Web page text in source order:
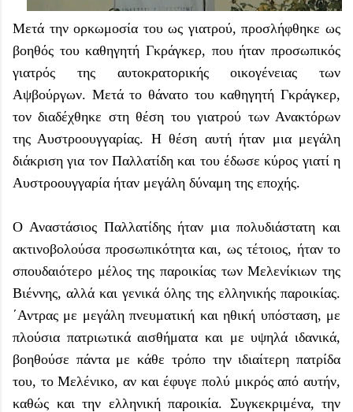
Μετά την ορκωμοσία του ως γιατρού, προσλήφθηκε ως
βοηθός του καθηγητή Γκράγκερ, που ήταν προσωπικός
γιατρός της αυτοκρατορικής οικογένειας των
Αψβούργων. Μετά το θάνατο του καθηγητή Γκράγκερ,
τον διαδέχθηκε στη θέση του γιατρού των Ανακτόρων
της Αυστροουγγαρίας. Η θέση αυτή ήταν μια μεγάλη
διάκριση για τον Παλλατίδη και του έδωσε κύρος γιατί η
Αυστροουγγαρία ήταν μεγάλη δύναμη της εποχής.
Ο Αναστάσιος Παλλατίδης ήταν μια πολυδιάστατη και
ακτινοβολούσα προσωπικότητα και, ως τέτοιος, ήταν το
σπουδαιότερο μέλος της παροικίας των Μελενίκιων της
Βιέννης, αλλά και γενικά όλης της ελληνικής παροικίας.
΄Αντρας με μεγάλη πνευματική και ηθική υπόσταση, με
πλούσια πατριωτικά αισθήματα και με υψηλά ιδανικά,
βοηθούσε πάντα με κάθε τρόπο την ιδιαίτερη πατρίδα
του, το Μελένικο, αν και έφυγε πολύ μικρός από αυτήν,
καθώς και την ελληνική παροικία. Συγκεκριμένα, την